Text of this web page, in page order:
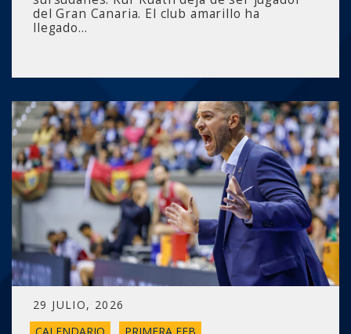
del Gran Canaria. El club amarillo ha
llegado…
29 JULIO, 2026
CALENDARIO
PRIMERA FEB